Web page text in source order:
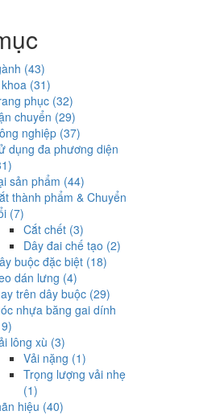
(43)
(31)
phục (32)
chuyển (29)
nghiệp (37)
dụng đa phương diện
sản phẩm (44)
thành phẩm & Chuyển
(7)
Cắt chết (3)
Dây đai chế tạo (2)
buộc đặc biệt (18)
dán lưng (4)
trên dây buộc (29)
nhựa băng gai dính
lông xù (3)
Vải nặng (1)
Trọng lượng vải nhẹ
(1)
hiệu (40)